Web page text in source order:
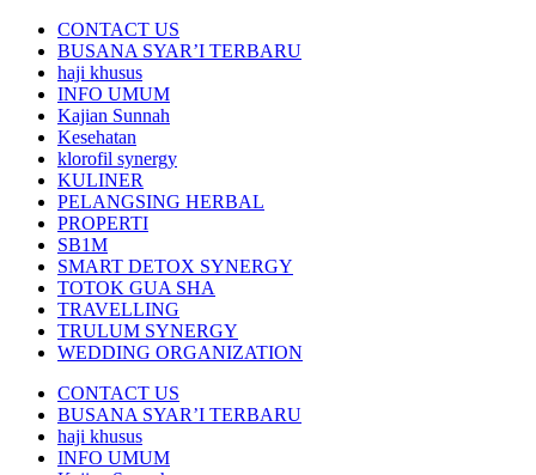
CONTACT US
BUSANA SYAR’I TERBARU
haji khusus
INFO UMUM
Kajian Sunnah
Kesehatan
klorofil synergy
KULINER
PELANGSING HERBAL
PROPERTI
SB1M
SMART DETOX SYNERGY
TOTOK GUA SHA
TRAVELLING
TRULUM SYNERGY
WEDDING ORGANIZATION
CONTACT US
BUSANA SYAR’I TERBARU
haji khusus
INFO UMUM